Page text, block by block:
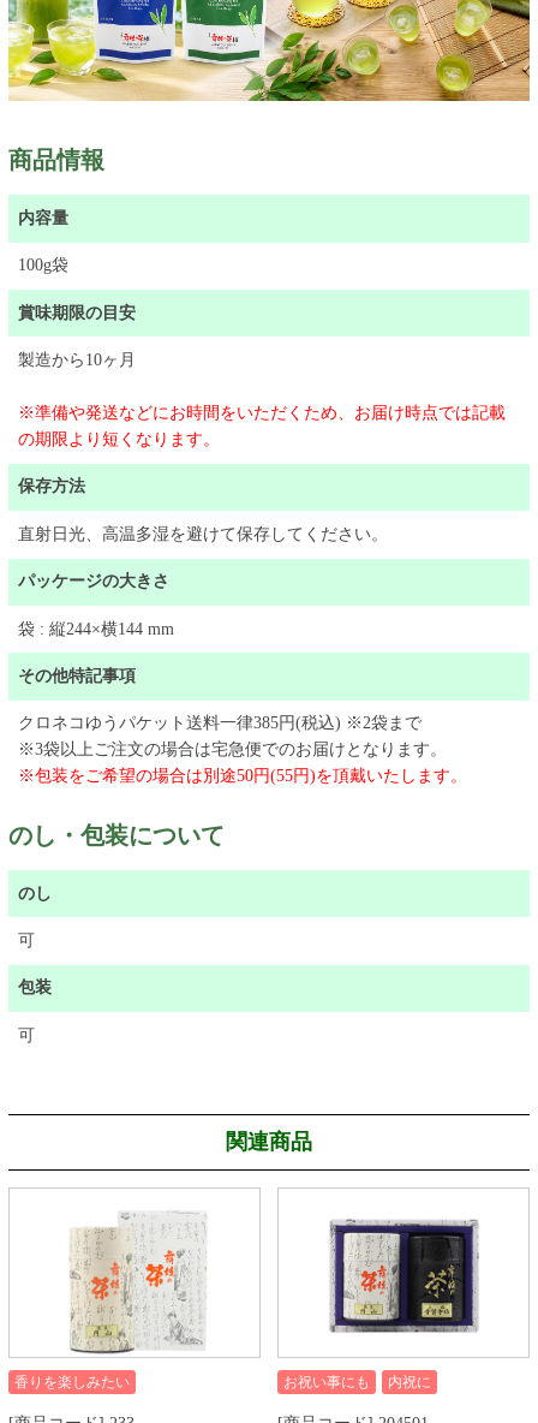
商品情報
内容量
100g袋
賞味期限の目安
製造から10ヶ月
※準備や発送などにお時間をいただくため、お届け時点では記載
の期限より短くなります。
保存方法
直射日光、高温多湿を避けて保存してください。
パッケージの大きさ
袋 : 縦244×横144 mm
その他特記事項
クロネコゆうパケット送料一律385円(税込) ※2袋まで
​※3袋以上ご注文の場合は宅急便でのお届けとなります。
※包装をご希望の場合は別途50円(55円)を頂戴いたします。
のし・包装について
のし
可
包装
可
関連商品
香りを楽しみたい お祝い事にも 内祝に